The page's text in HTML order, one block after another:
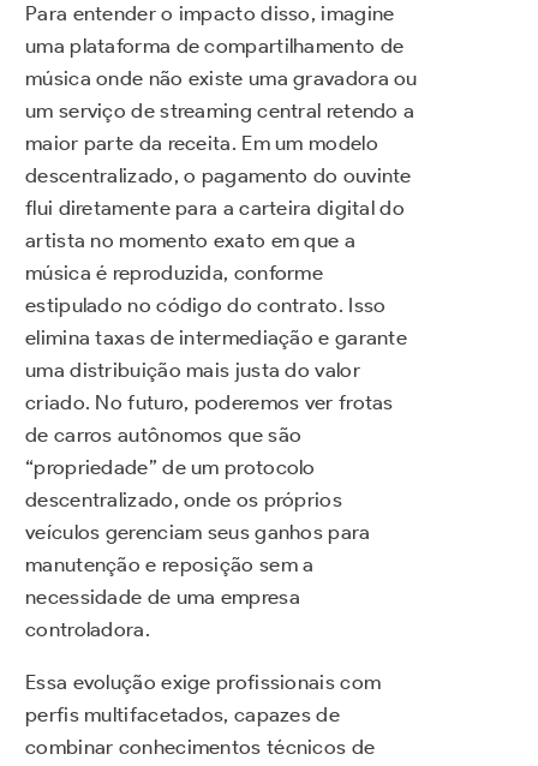
Para entender o impacto disso, imagine
uma plataforma de compartilhamento de
música onde não existe uma gravadora ou
um serviço de streaming central retendo a
maior parte da receita. Em um modelo
descentralizado, o pagamento do ouvinte
flui diretamente para a carteira digital do
artista no momento exato em que a
música é reproduzida, conforme
estipulado no código do contrato. Isso
elimina taxas de intermediação e garante
uma distribuição mais justa do valor
criado. No futuro, poderemos ver frotas
de carros autônomos que são
“propriedade” de um protocolo
descentralizado, onde os próprios
veículos gerenciam seus ganhos para
manutenção e reposição sem a
necessidade de uma empresa
controladora.
Essa evolução exige profissionais com
perfis multifacetados, capazes de
combinar conhecimentos técnicos de